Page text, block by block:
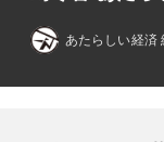
あたらしい経済